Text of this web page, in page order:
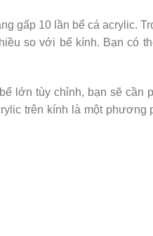
gấp 10 lần bể cá acrylic.
so với bể kính. Bạn có
lớn tùy chỉnh, bạn sẽ cần
trên kính là một